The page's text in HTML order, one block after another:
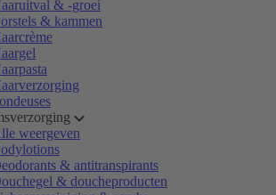
& -groei
& kammen
weergeven
& antitranspirants
& doucheproducten